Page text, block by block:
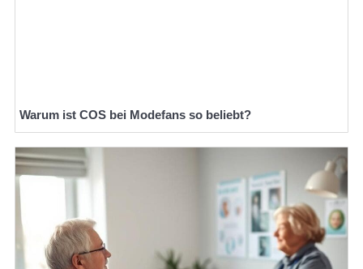
Warum ist COS bei Modefans so beliebt?